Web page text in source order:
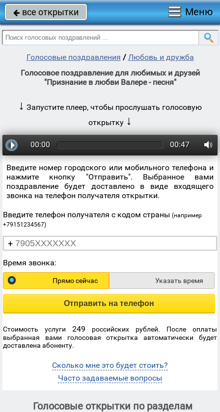
 все открытки Меню
Голосовые поздравления / Любовь и дружба
Голосовое поздравление для любимых и друзей
"Признание в любви Валере - песня"
↓ Запустите плеер, чтобы прослушать голосовую
открытку ↓
00:00 00:47
Введите номер городского или мобильного телефона и
нажмите кнопку "Отправить". Выбранное вами
поздравление будет доставлено в виде входящего
звонка на телефон получателя открытки.
Введите телефон получателя с кодом страны (например
+79151234567)
+
Время звонка:
Прямо сейчас Указать время
Отправить на телефон
Стоимость услуги 249 российских рублей. После оплаты
выбранная вами голосовая открытка автоматически будет
доставлена абоненту.
Сколько мне это будет стоить?
Часто задаваемые вопросы
Голосовые открытки по разделам